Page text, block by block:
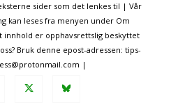
sider som det lenkes til | Vår
kan leses fra menyen under Om
innhold er opphavsrettslig beskyttet
Bruk denne epost-adressen: tips-
|